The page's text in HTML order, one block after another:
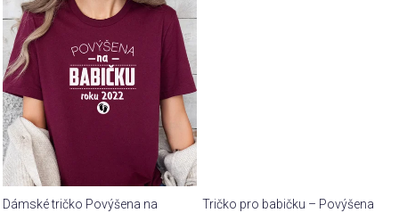
Dámské tričko Povýšena na
Tričko pro babičku – Povýšena